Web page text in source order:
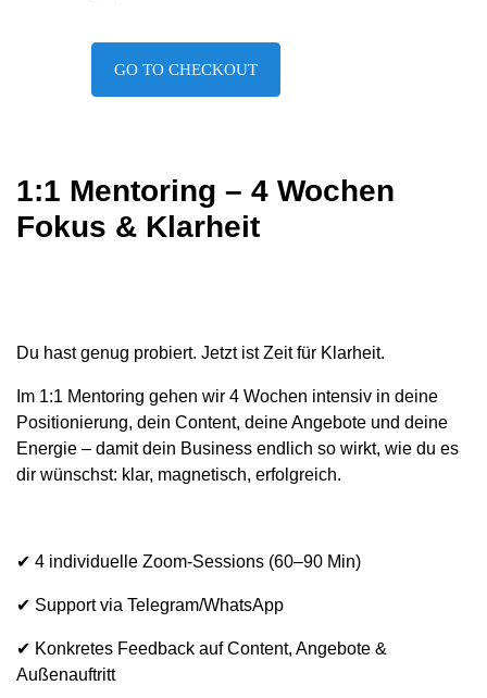
GO TO CHECKOUT
1:1 Mentoring – 4 Wochen
Fokus & Klarheit
Du hast genug probiert. Jetzt ist Zeit für Klarheit.
Im 1:1 Mentoring gehen wir 4 Wochen intensiv in deine
Positionierung, dein Content, deine Angebote und deine
Energie – damit dein Business endlich so wirkt, wie du es
dir wünschst: klar, magnetisch, erfolgreich.
✔ 4 individuelle Zoom-Sessions (60–90 Min)
✔ Support via Telegram/WhatsApp
✔ Konkretes Feedback auf Content, Angebote &
Außenauftritt